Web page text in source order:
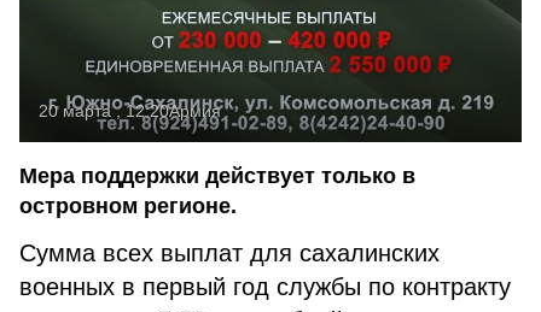
20 марта , 12:20Армия
Мера поддержки действует только в
островном регионе.
Сумма всех выплат для сахалинских
военных в первый год службы по контракту